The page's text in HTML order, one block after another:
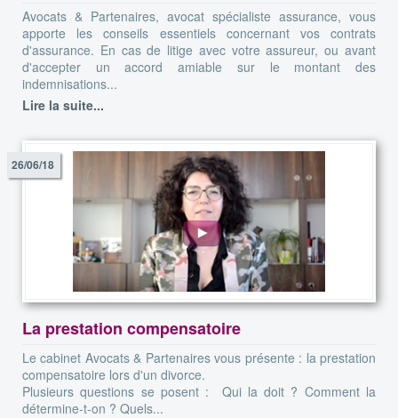
Avocats & Partenaires, avocat spécialiste assurance, vous
apporte les conseils essentiels concernant vos contrats
d'assurance. En cas de litige avec votre assureur, ou avant
d'accepter un accord amiable sur le montant des
indemnisations...
Lire la suite...
26/06/18
La prestation compensatoire
Le cabinet Avocats & Partenaires vous présente : la prestation
compensatoire lors d'un divorce.
Plusieurs questions se posent : Qui la doit ? Comment la
détermine-t-on ? Quels...